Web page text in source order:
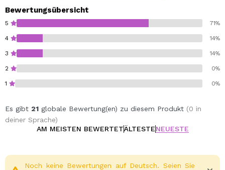
Feuchtigkeit und machen sie weich, wodurch sie glatter,
strahlender und sichtbar revitalisiert wird.
Vegan.
Cruelty free.
Bewertungsübersicht
5 71%
4 14%
3 14%
2 0%
1 0%
Es gibt 21 globale Bewertung(en) zu diesem Produkt (0 in
deiner Sprache)
AM MEISTEN BEWERTETÄLTESTENEUESTE
Noch keine Bewertungen auf Deutsch. Seien Sie